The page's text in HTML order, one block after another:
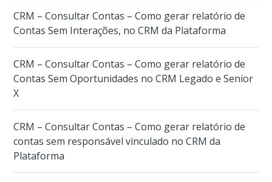
CRM – Consultar Contas – Como gerar relatório de
Contas Sem Interações, no CRM da Plataforma
CRM – Consultar Contas – Como gerar relatório de
Contas Sem Oportunidades no CRM Legado e Senior
X
CRM – Consultar Contas – Como gerar relatório de
contas sem responsável vinculado no CRM da
Plataforma